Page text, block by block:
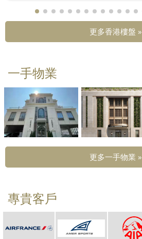
更多香港樓盤 »
一手物業
更多一手物業 »
專貴客戶